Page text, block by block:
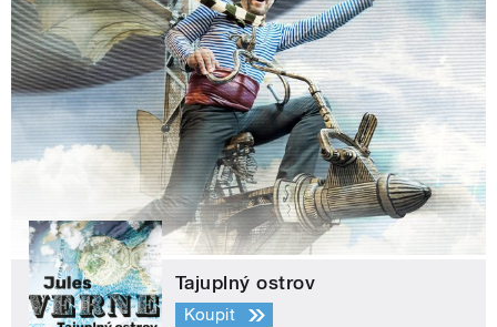
Tajuplný ostrov
Koupit